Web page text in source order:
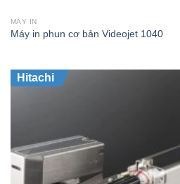
MÁY IN
Máy in phun cơ bản Videojet 1040
Hitachi